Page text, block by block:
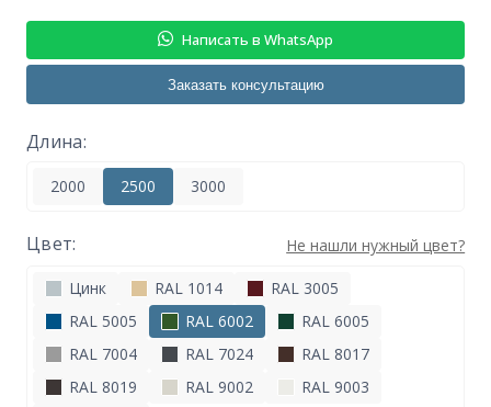
Написать в WhatsApp
Заказать консультацию
Длина:
2000 2500 3000
Цвет: Не нашли нужный цвет?
Цинк RAL 1014
RAL 3005
RAL 5005
RAL 6002
RAL 6005
RAL 7004
RAL 7024
RAL 8017
RAL 8019
RAL 9002
RAL 9003